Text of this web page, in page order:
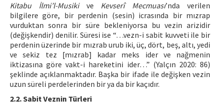
Kitabu İlmi’l-Musikive Kevserî Mecmuası’nda verilen
bilgilere göre, bir perdenin (sesin) icrasında bir mızrap
vurduktan sonra bir süre bekleniyorsa bu vezin arizidir
(değişkendir) denilir. Süresi ise “…vezn-i sabit kuvveti ile bir
perdenin üzerinde bir mızrab urub iki, üç, dört, beş, altı, yedi
ve sekiz tez [mızrab] kadar meks ider ve nağmenin
iktizasına göre vakt-i hareketini ider…” (Yalçın 2020: 86)
şeklinde açıklanmaktadır. Başka bir ifade ile değişken vezin
uzun süreli perdelerinden bir ya da bir kaçıdır.
2.2. Sabit Veznin Türleri